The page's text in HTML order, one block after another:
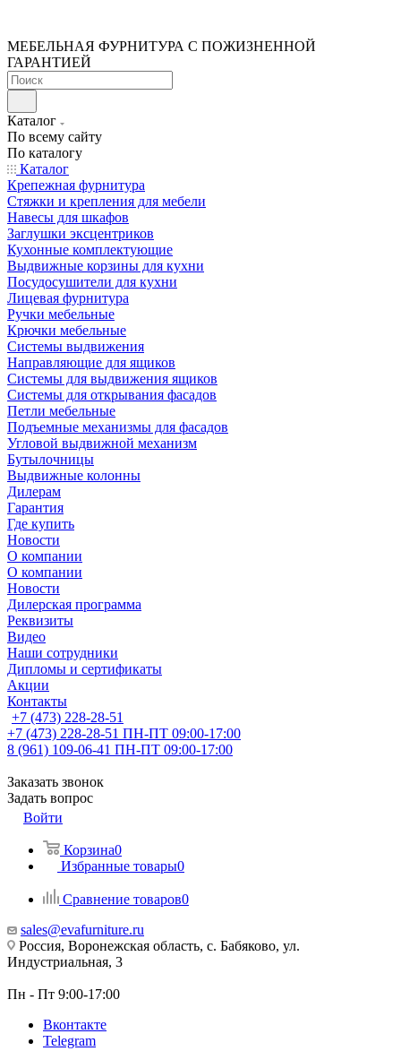
МЕБЕЛЬНАЯ ФУРНИТУРА С ПОЖИЗНЕННОЙ
ГАРАНТИЕЙ
Каталог
По всему сайту
По каталогу
Каталог
Крепежная фурнитура
Стяжки и крепления для мебели
Навесы для шкафов
Заглушки эксцентриков
Кухонные комплектующие
Выдвижные корзины для кухни
Посудосушители для кухни
Лицевая фурнитура
Ручки мебельные
Крючки мебельные
Системы выдвижения
Направляющие для ящиков
Системы для выдвижения ящиков
Системы для открывания фасадов
Петли мебельные
Подъемные механизмы для фасадов
Угловой выдвижной механизм
Бутылочницы
Выдвижные колонны
Дилерам
Гарантия
Где купить
Новости
О компании
О компании
Новости
Дилерская программа
Реквизиты
Видео
Наши сотрудники
Дипломы и сертификаты
Акции
Контакты
+7 (473) 228-28-51
+7 (473) 228-28-51 ПН-ПТ 09:00-17:00
8 (961) 109-06-41 ПН-ПТ 09:00-17:00
Заказать звонок
Задать вопрос
Войти
Корзина0
Избранные товары0
Сравнение товаров0
sales@evafurniture.ru
Россия, Воронежская область, с. Бабяково, ул.
Индустриальная, 3
Пн - Пт 9:00-17:00
Вконтакте
Telegram